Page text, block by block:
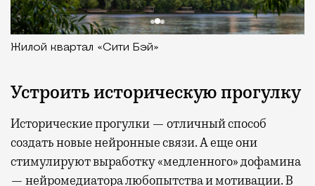
Жилой квартал «Сити Бэй»
Устроить историческую прогулку
Исторические прогулки — отличный способ
создать новые нейронные связи. А еще они
стимулируют выработку «медленного» дофамина
— нейромедиатора любопытства и мотивации. В